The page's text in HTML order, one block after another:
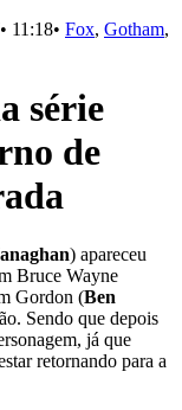
• 11:18• Fox, Gotham,
série
de
) apareceu
Bruce Wayne
Gordon (Ben
Sendo que depois
já que
retornando para a